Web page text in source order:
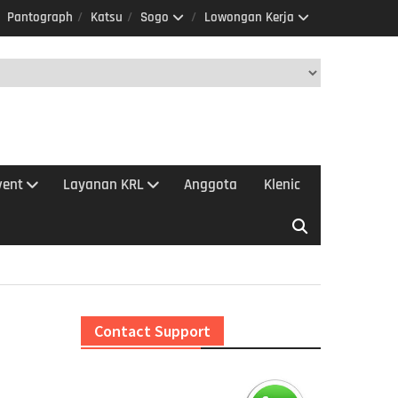
Pantograph Katsu Sogo Lowongan Kerja
Layanan KRL Anggota Klenic
Contact Support